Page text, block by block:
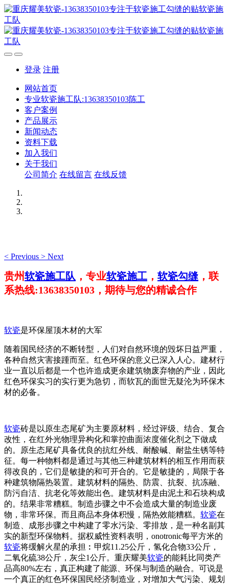
登录 注册
网站首页
专业软瓷施工队:13638350103陈工
客户案例
产品展示
新闻动态
资料下载
加入我们
关于我们
公司简介 在线留言 在线反馈
< Previous > Next
贵州软瓷施工队 ，专业软瓷施工 ， 软瓷勾缝 ，联
系热线:13638350103，期待与您的精诚合作
软瓷是环保屋顶木材的大军
随着国民经济的不断转型，人们对自然环境的毁坏日益严重，
各种自然灾害接踵而至。红色环保的意义已深入人心。建材行
业一直以后都是一个也许造成更余建筑物废弃物的产业，因此
红色环保实习的实行更为急切，而软瓦的面世无疑沦为环保木
材的必备。
软瓷砖是以原生态尾矿为主要原材料，经过评级、结合、复合
改性，在红外光物理异构化和掌控曲面浓度催化剂之下做成
的。原生态尾矿具备优良的抗红外线、耐酸碱、耐盐生锈等特
征。每一种物料都是通过与其他三种建筑材料的相互作用而获
得改良的，它们是敏捷的和可开合的。它是敏捷的，局限于各
种建筑物隔热装置。建筑材料的隔热、防震、抗裂、抗冻融、
防污自洁、抗老化等效能出色。建筑材料是由泥土和石块构成
的。结果非常糟糕。制造步骤之中不会造成大量的制造业废
物，非常环保。而且商品本身体积慢，隔热效能糟糕。 软瓷在
制造、成形步骤之中构建了零水污染、零排放，是一种名副其
实的新型环保物料。据权威性资料表明，onotronic每平方米的
软瓷将缓解火星的承担︰甲烷11.25公斤，氢化合物33公斤，
二氧化硫38公斤，灰尘1公斤。重庆耀美软瓷的能耗比同类产
品高80%左右，真正构建了能源、环保与制造的融合。可说是
一个真正的红色环保国民经济制造业，对增加大气污染、规划